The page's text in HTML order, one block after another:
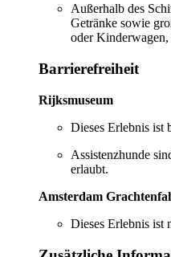
Außerhalb des
Getränke sowie
oder
Barrierefreiheit
Rijksmuseum
Dieses Erlebnis ist
Assistenzhunde
erlaubt.
Amsterdam
Dieses Erlebnis ist